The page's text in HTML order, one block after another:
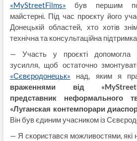
«MyStreetFilms» був першим
майстерні. Під час проєкту його
Донецькій областей, хто хотів
технічна та консультаційна
— Участь у проєкті допомогла
зусилля, щоб остаточно
«Сєвєродонецьк» над, яким я
враженнями від
представник неформального
«Луганская контемпорари
Він був єдиним учасником із
— Я скористався можливостями, які